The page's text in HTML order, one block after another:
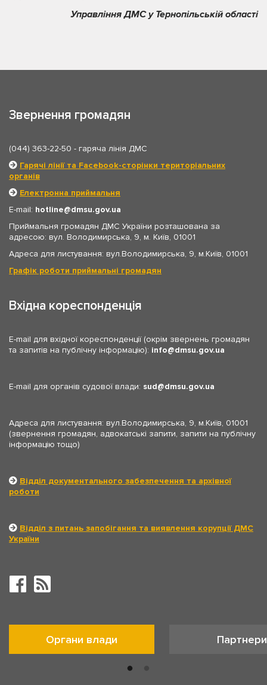
Управління ДМС у Тернопільській області
Звернення громадян
(044) 363-22-50 - гаряча лінія ДМС
Гарячі лінії та Facebook-сторінки територіальних
органів
Електронна приймальня
E-mail: hotline
dmsu.gov.ua
Приймальня громадян ДМС України розташована за
адресою: вул. Володимирська, 9, м. Київ, 01001
Адреса для листування: вул.Володимирська, 9, м.Київ, 01001
Графік роботи приймальні громадян
Вхідна кореспонденція
E-mail для вхідної кореспонденції (окрім звернень громадян
та запитів на публічну інформацію): info dmsu.gov.ua
E-mail для органів судової влади: sud dmsu.gov.ua
Адреса для листування: вул.Володимирська, 9, м.Київ, 01001
(звернення громадян, адвокатські запити, запити на публічну
інформацію тощо)
Відділ документального забезпечення та архівної
роботи
Відділ з питань запобігання та виявлення корупції ДМС
України
Органи влади Партнери